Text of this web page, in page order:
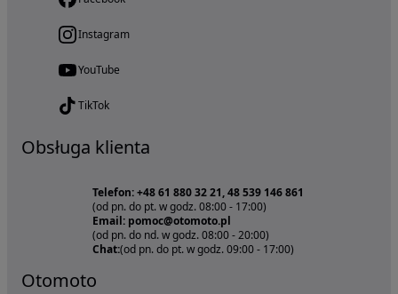
Instagram
YouTube
TikTok
Obsługa klienta
Telefon: +48 61 880 32 21, 48 539 146 861
(od pn. do pt. w godz. 08:00 - 17:00)
Email: pomoc@otomoto.pl
(od pn. do nd. w godz. 08:00 - 20:00)
Chat:(od pn. do pt. w godz. 09:00 - 17:00)
Otomoto